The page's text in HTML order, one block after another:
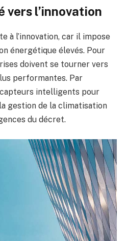
vers l’innovation
à l’innovation, car il impose
énergétique élevés. Pour
doivent se tourner vers
performantes. Par
intelligents pour
gestion de la climatisation
du décret.